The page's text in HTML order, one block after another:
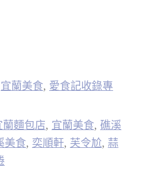
宜蘭美食, 愛食記收錄專
蘭麵包店, 宜蘭美食, 礁溪
美食, 奕順軒, 芙令尬, 蒜